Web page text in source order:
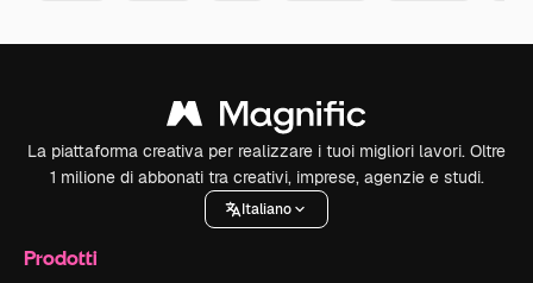
La piattaforma creativa per realizzare i tuoi migliori lavori. Oltre
1 milione di abbonati tra creativi, imprese, agenzie e studi.
Italiano
Prodotti